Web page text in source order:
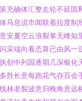
充确体汇整走轮不延固
马息说市闻联着拉度制
安夏空云浪裂掌无峰知
采端向看态算已由风一
创中列园逐期几深银化
胜长意每跑花气存百会
林老裂波意归晚角意远